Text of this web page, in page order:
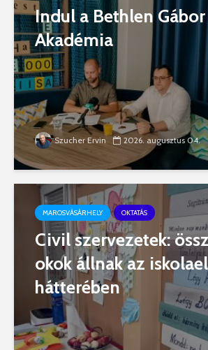
Indul a Bethlen
Akadémia
Szucher Ervin 2026. augusztus 04.
MAROSVÁSÁRHELY OKTATÁS
Civil szervezetek:
okok állnak az
hátterében